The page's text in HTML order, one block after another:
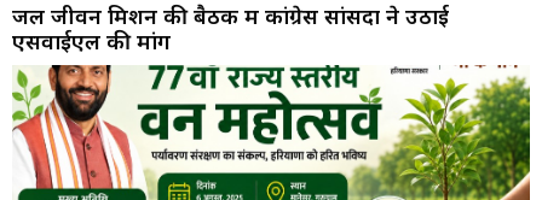
जल जीवन मिशन की बैठक में कांग्रेस सांसदों ने उठाई
एसवाईएल की मांग